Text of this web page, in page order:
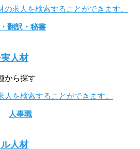
求人を検索することができます。
翻訳・秘書
人材
人を検索することができます。
人事職
人材